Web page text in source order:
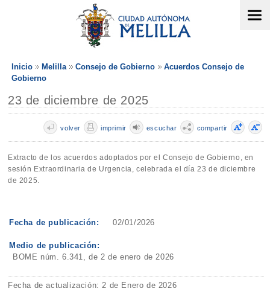
Inicio Melilla Consejo de Gobierno
Acuerdos Consejo de
Gobierno
23 de diciembre de 2025
compartir
escuchar
imprimir
volver
Extracto de los acuerdos adoptados por el Consejo de Gobierno, en
sesión Extraordinaria de Urgencia, celebrada el día 23 de diciembre
de 2025.
Fecha de publicación: 02/01/2026
Medio de publicación:
BOME núm. 6.341, de 2 de enero de 2026
Fecha de actualización: 2 de Enero de 2026